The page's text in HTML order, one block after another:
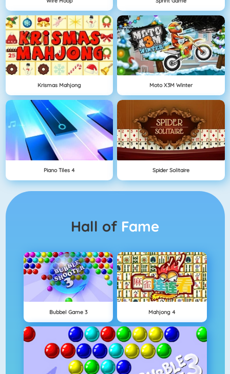
Krismas Mahjong Moto X3M Winter
Piano Tiles 4 Spider Solitaire
Hall of Fame
Bubbel Game 3 Mahjong 4